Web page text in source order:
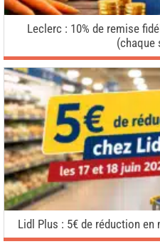
Leclerc : 10% de remise
(chaque
Lidl Plus : 5€ de réduction